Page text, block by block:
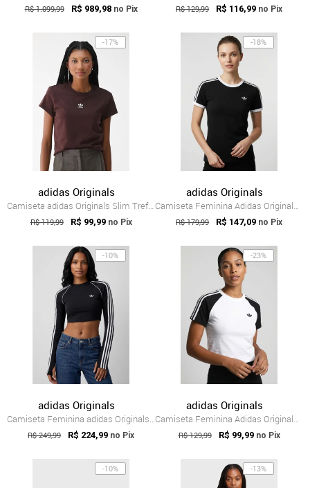
R$ 1.099,99 R$ 989,98 no Pix R$ 129,99 R$ 116,99 no Pix
-17%
adidas Originals
Camiseta adidas Originals Slim Trefoil Marrom
R$ 119,99 R$ 99,99 no Pix
-18%
adidas Originals
Camiseta Feminina Adidas Originals 3S Slim Preta
R$ 179,99 R$ 147,09 no Pix
-10%
adidas Originals
Camiseta Feminina adidas Originals Cropp...
R$ 249,99 R$ 224,99 no Pix
-23%
adidas Originals
Camiseta Feminina Adidas Originals SST Baby Branca
R$ 129,99 R$ 99,99 no Pix
-10% -13%